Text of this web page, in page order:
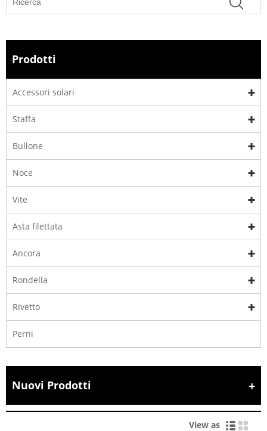
Prodotti
Accessori solari
Staffa
Bullone
Noce
Vite
Asta filettata
Ancora
Rondella
Rivetto
Perni
Nuovi Prodotti
View as